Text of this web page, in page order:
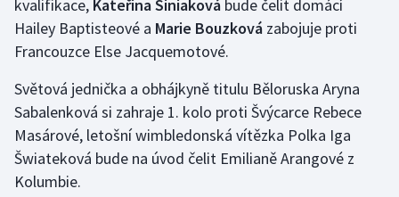
Lyže a snowboard
Moderní pětiboj
Motorsport
Olympijské hry
kvalifikace, Kateřina Siniaková bude čelit domácí
Hailey Baptisteové a Marie Bouzková zabojuje proti
Francouzce Else Jacquemotové.
Světová jednička a obhájkyně titulu Běloruska Aryna
Sabalenková si zahraje 1. kolo proti Švýcarce Rebece
Masárové, letošní wimbledonská vítězka Polka Iga
Šwiateková bude na úvod čelit Emilianě Arangové z
Kolumbie.